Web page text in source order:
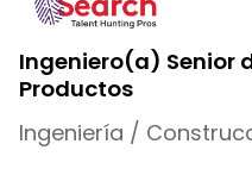
Ingeniero(a) Senior
Productos
Ingeniería /